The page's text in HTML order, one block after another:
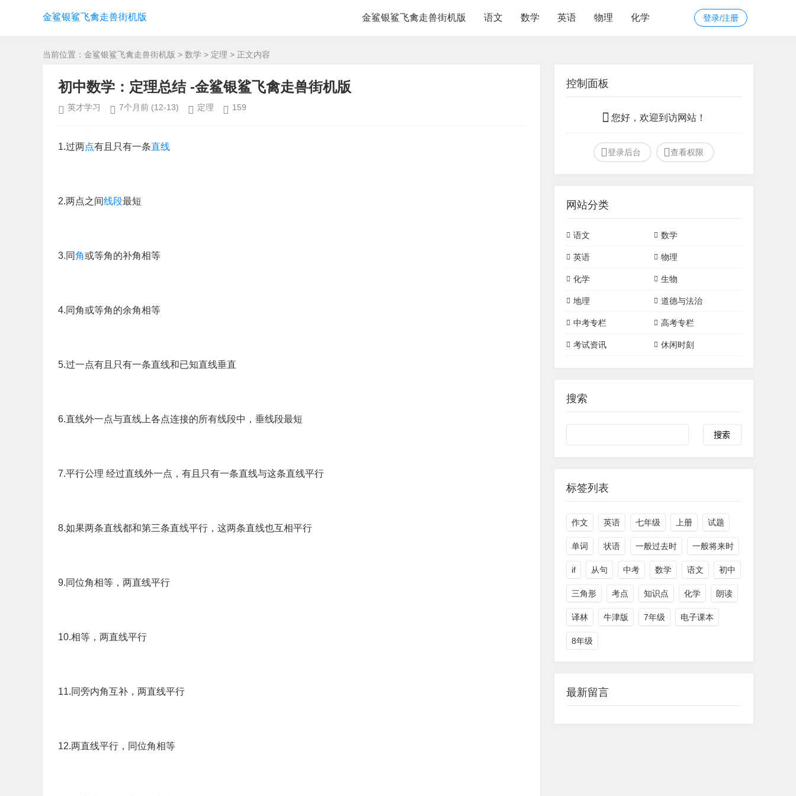
金鲨银鲨飞禽走兽街机版 登录/注册
金鲨银鲨飞禽走兽街机版 语文 数学 英语 物理 化学
当前位置： 金鲨银鲨飞禽走兽街机版 > 数学 > 定理 > 正文内容
初中数学：定理总结 -金鲨银鲨飞禽走兽街机版
英才学习 7个月前 (12-13) 定理 159
1.过两点有且只有一条直线
2.两点之间线段最短
3.同角或等角的补角相等
4.同角或等角的余角相等
5.过一点有且只有一条直线和已知直线垂直
6.直线外一点与直线上各点连接的所有线段中，垂线段最短
7.平行公理 经过直线外一点，有且只有一条直线与这条直线平行
8.如果两条直线都和第三条直线平行，这两条直线也互相平行
9.同位角相等，两直线平行
10.相等，两直线平行
11.同旁内角互补，两直线平行
12.两直线平行，同位角相等
控制面板
您好，欢迎到访网站！
登录后台 查看权限
网站分类
语文
诗词
数学
三角形
一次函数
圆
英语 物理
化学
高中化学
有机化合物
生物
地理 道德与法治
中考专栏 高考专栏
考试资讯 休闲时刻
搜索
标签列表
作文 英语 七年级 上册 试题
单词 状语 一般过去时 一般将来时
if 从句 中考 数学 语文 初中
三角形 考点 知识点 化学 朗读
译林 牛津版 7年级 电子课本
8年级
最新留言